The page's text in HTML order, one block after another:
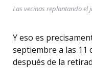
Las vecinas replantando el
Y eso es
septiembre a las 11
después de la